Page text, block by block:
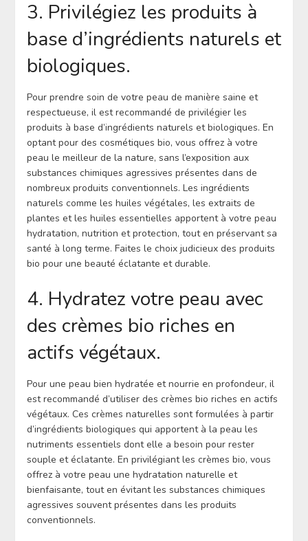
3. Privilégiez les produits à
base d’ingrédients naturels et
biologiques.
Pour prendre soin de votre peau de manière saine et
respectueuse, il est recommandé de privilégier les
produits à base d’ingrédients naturels et biologiques. En
optant pour des cosmétiques bio, vous offrez à votre
peau le meilleur de la nature, sans l’exposition aux
substances chimiques agressives présentes dans de
nombreux produits conventionnels. Les ingrédients
naturels comme les huiles végétales, les extraits de
plantes et les huiles essentielles apportent à votre peau
hydratation, nutrition et protection, tout en préservant sa
santé à long terme. Faites le choix judicieux des produits
bio pour une beauté éclatante et durable.
4. Hydratez votre peau avec
des crèmes bio riches en
actifs végétaux.
Pour une peau bien hydratée et nourrie en profondeur, il
est recommandé d’utiliser des crèmes bio riches en actifs
végétaux. Ces crèmes naturelles sont formulées à partir
d’ingrédients biologiques qui apportent à la peau les
nutriments essentiels dont elle a besoin pour rester
souple et éclatante. En privilégiant les crèmes bio, vous
offrez à votre peau une hydratation naturelle et
bienfaisante, tout en évitant les substances chimiques
agressives souvent présentes dans les produits
conventionnels.